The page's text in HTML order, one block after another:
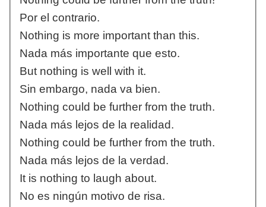
Por el contrario.
Nothing is more important than this.
Nada más importante que esto.
But nothing is well with it.
Sin embargo, nada va bien.
Nothing could be further from the truth.
Nada más lejos de la realidad.
Nothing could be further from the truth.
Nada más lejos de la verdad.
It is nothing to laugh about.
No es ningún motivo de risa.